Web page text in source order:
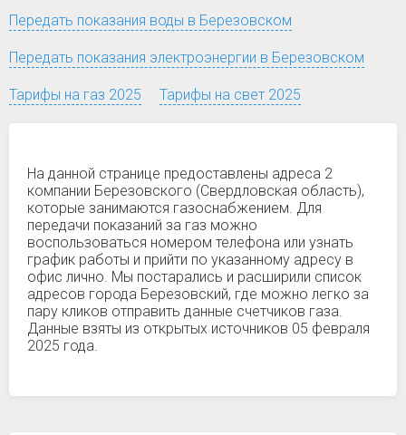
Передать показания воды в Березовском
Передать показания электроэнергии в Березовском
Тарифы на газ 2025 Тарифы на свет 2025
На данной странице предоставлены адреса 2
компании Березовского (Свердловская область),
которые занимаются газоснабжением. Для
передачи показаний за газ можно
воспользоваться номером телефона или узнать
график работы и прийти по указанному адресу в
офис лично. Мы постарались и расширили список
адресов города Березовский, где можно легко за
пару кликов отправить данные счетчиков газа.
Данные взяты из открытых источников 05 февраля
2025 года.